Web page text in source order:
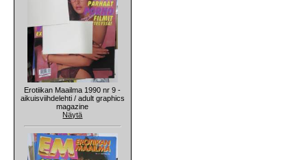
Erotiikan Maailma 1990 nr 9 -
aikuisviihdelehti / adult graphics
magazine
Näytä